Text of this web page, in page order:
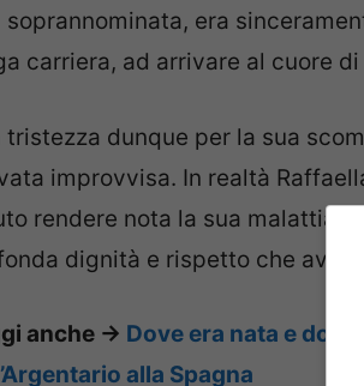
era
carriera, ad arrivare al cuore
tristezza dunque per la sua
improvvisa. In realtà
rendere nota la sua malattia.
dignità e rispetto che aveva.
anche -> Dove era nata e
alla Spagna